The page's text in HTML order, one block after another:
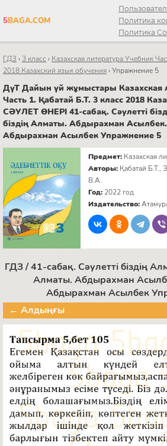
5BAGA.COM
Политика
Политика
ГДЗ › 3 класс › Казахская литература Учебник
2018 Казахский язык обучения›Упражнение 5
ДүТ Дайын үй жұмыстары Казахская
Часть 1. Қабатай Б.Т. 3 класс 2018
СӘУЛЕТ ӨНЕРІ 41-сабақ. Сәулетті
біздің Алматы. Абдырахман
Абдырахман Асылбек Упражнение 5
Предмет: Казахская
Авторы: Қабатай Б.Т.,
В.А.
Год: 2022 год
Издательство:
ГДЗ / 41-сабақ. Сәулетті біздің
Алматы. Абдырахман
Абдырахман Асылбек
← Алдыңғы